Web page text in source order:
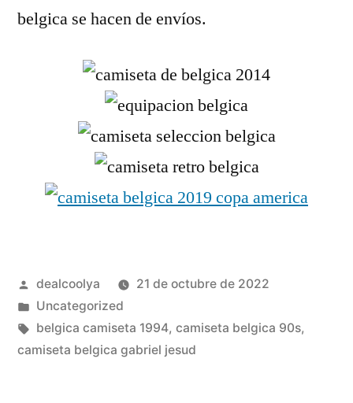
belgica se hacen de envíos.
Publicado
por
dealcoolya
21 de octubre de 2022
Publicado
en
Uncategorized
Etiquetas:
belgica camiseta 1994, camiseta belgica 90s,
camiseta belgica gabriel jesud